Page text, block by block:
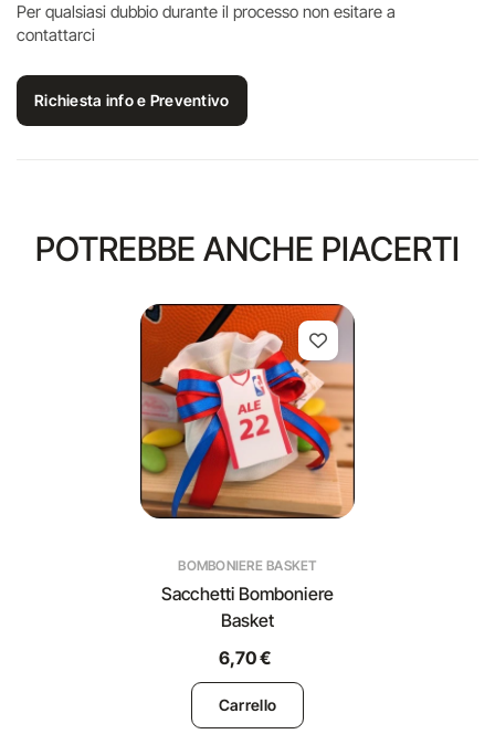
Per qualsiasi dubbio durante il processo non esitare a
contattarci
Richiesta info e Preventivo
POTREBBE ANCHE PIACERTI
BOMBONIERE BASKET
Sacchetti Bomboniere
Basket
6,70 €
Carrello